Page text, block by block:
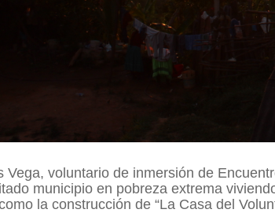
Vega, voluntario de inmersión de
municipio en pobreza extrema
la construcción de “La Casa del